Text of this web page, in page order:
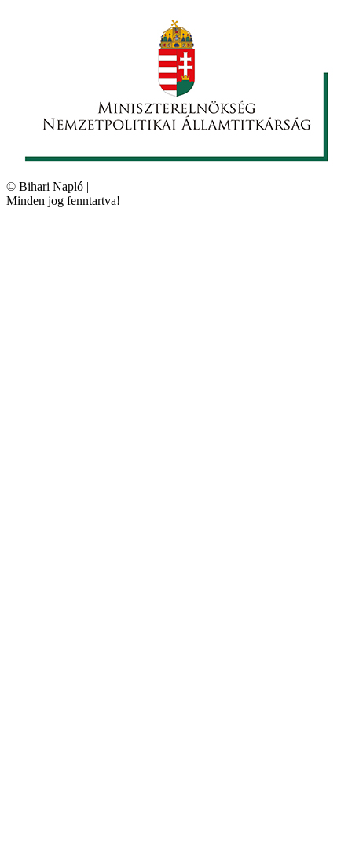
© Bihari Napló |
Minden jog fenntartva!